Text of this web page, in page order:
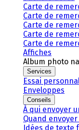
Carte de
Carte de
Carte de
Carte de
Carte de
Affiches
Album photo
Services
Essai
Enveloppes
Conseils
À qui envoyer
Quand
Idées de texte